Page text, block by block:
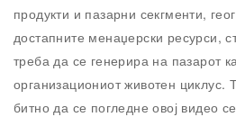
продукти и пазарни секгменти,
достапните менаџерски ресурси,
треба да се генерира на пазарот
организациониот животен циклус.
битно да се погледне овој видео